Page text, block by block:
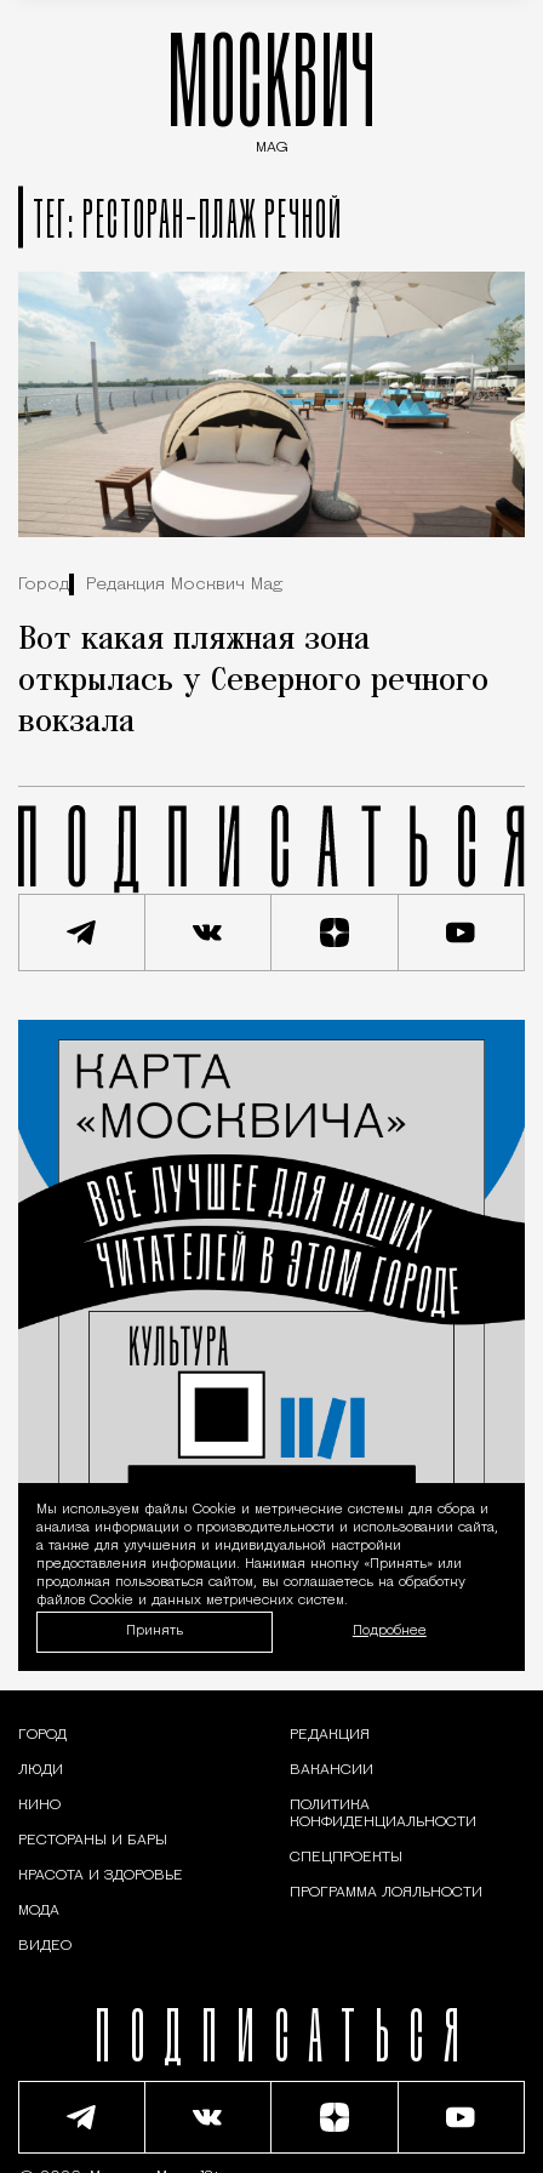
МОСКВИЧ
MAG
ТЕГ: РЕСТОРАН-ПЛАЖ РЕЧНОЙ
Город Редакция Москвич Mag
Вот какая пляжная зона
открылась у Северного речного
вокзала
Уведомление
Мы используем файлы Сookie и метрические системы для сбора и
анализа информации о производительности и использовании сайта,
а также для улучшения и индивидуальной настройки
предоставления информации. Нажимая кнопку «Принять» или
продолжая пользоваться сайтом, вы соглашаетесь на обработку
файлов Cookie и данных метрических систем.
Принять Подробнее
ПОДПИСАТЬСЯ
ГОРОД
ЛЮДИ
КИНО
РЕСТОРАНЫ И БАРЫ
КРАСОТА И ЗДОРОВЬЕ
МОДА
ВИДЕО
РЕДАКЦИЯ
ВАКАНСИИ
ПОЛИТИКА
КОНФИДЕНЦИАЛЬНОСТИ
СПЕЦПРОЕКТЫ
ПРОГРАММА ЛОЯЛЬНОСТИ